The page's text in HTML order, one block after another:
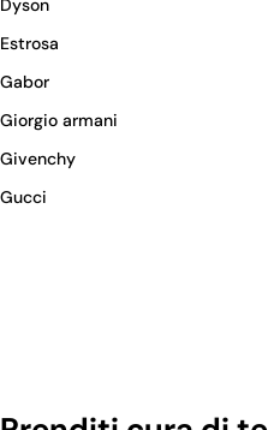
Dyson
Estrosa
Gabor
Giorgio armani
Givenchy
Gucci